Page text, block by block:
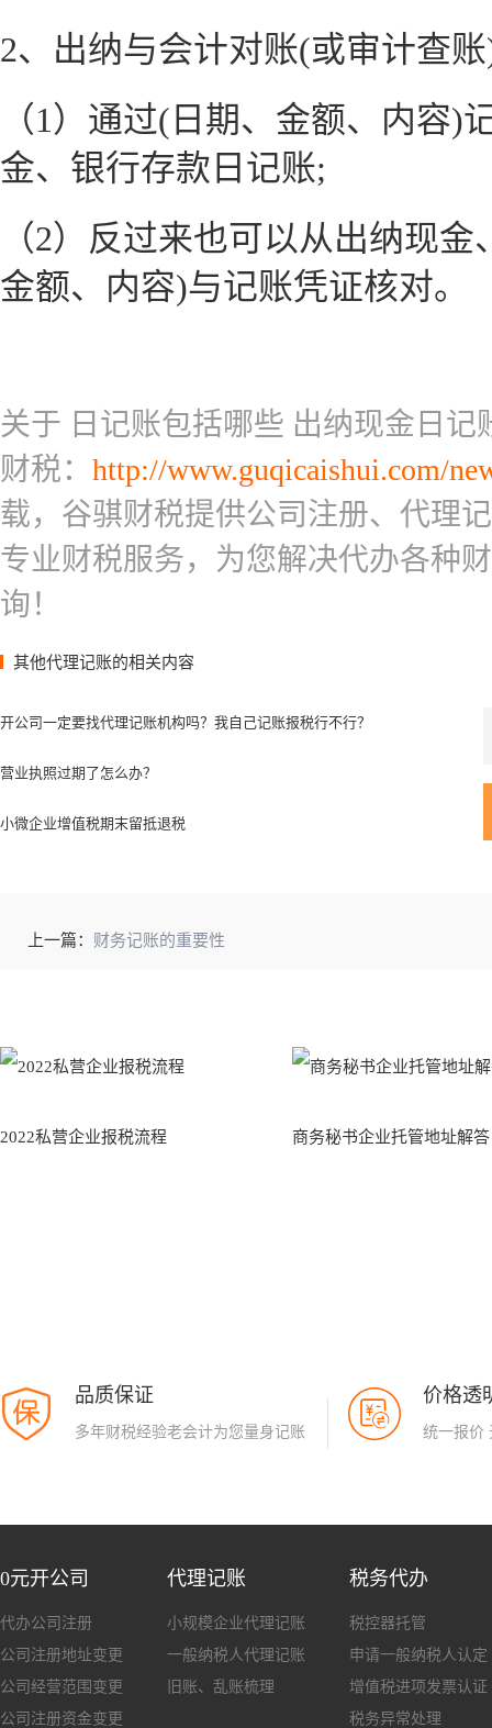
2、出纳与会计对账(或审计查
（1）通过(日期、金额、内容)
金、银行存款日记账;
（2）反过来也可以从出纳现
金额、内容)与记账凭证核对。
关于 日记账包括哪些 出纳现金日
财税： http://www.guqicaishui.com/
载，谷骐财税提供公司注册、代理
专业财税服务，为您解决代办各种
询！
其他代理记账的相关内容
开公司一定要找代理记账机构吗？我自己记账报税行不行？
营业执照过期了怎么办？
小微企业增值税期末留抵退税
上一篇： 财务记账的重要性
2022私营企业报税流程 商务秘书企业托管地址解答
品质保证
多年财税经验老会计为您量身记账
价格透
统一报价
0元开公司
代办公司注册
公司注册地址变更
公司经营范围变更
公司注册资金变更
代理记账
小规模企业代理记账
一般纳税人代理记账
旧账、乱账梳理
税务代办
税控器托管
申请一般纳税人认定
增值税进项发票认证
税务异常处理